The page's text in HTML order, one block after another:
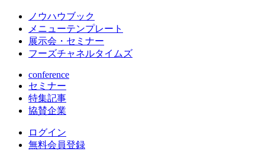
ノウハウブック
メニューテンプレート
展示会・セミナー
フーズチャネルタイムズ
conference
セミナー
特集記事
協賛企業
ログイン
無料会員登録